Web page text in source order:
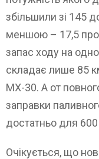
збільшили зі 145
меншою – 17,5
запас ходу на
складає лише 85
MX-30. А от
заправки
достатньо для
Очікується, що